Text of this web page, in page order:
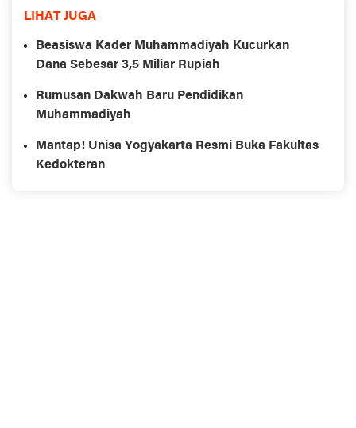
LIHAT JUGA
Beasiswa Kader Muhammadiyah Kucurkan
Dana Sebesar 3,5 Miliar Rupiah
Rumusan Dakwah Baru Pendidikan
Muhammadiyah
Mantap! Unisa Yogyakarta Resmi Buka Fakultas
Kedokteran